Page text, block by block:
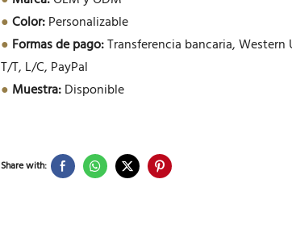
● Color:Personalizable
● Formas de pago:Transferencia bancaria, Western
T/T, L/C, PayPal
● Muestra:Disponible
Share with: